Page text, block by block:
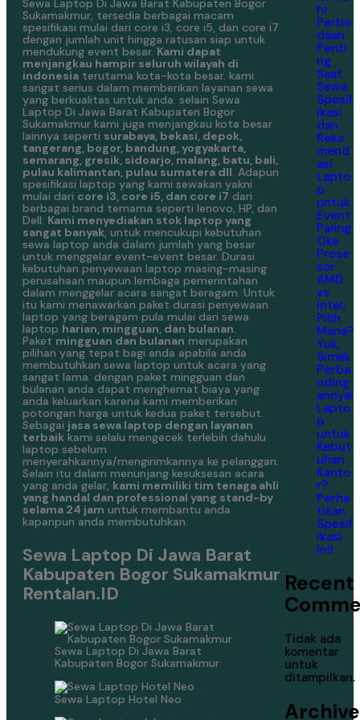
Sewa Laptop Di Jawa Barat Kabupaten Bogor
Sukamakmur, tersedia berbagai macam
spesifikasi mulai dari core i3, core i5, dan core i7
dengan jumlah unit hingga ratusan siap untuk
mendukung event besar. Kami dapat
menjangkau hampir seluruh wilayah di
indonesia terutama kota-kota besar. kami
sangat serius dalam memberikan layanan sewa
yang berkualitas untuk anda. selain Sewa
Laptop Di Jawa Barat Kabupaten Bogor
Sukamakmur kami juga menjangkau kota besar
lainnya seperti surabaya, bekasi, depok,
tangerang, bogor, bandung, yogyakarta,
semarang, gresik, sidoarjo, malang, batu, bali,
pulau kalimantan, pulau sumatera dll. Adapun
spesifikasi laptop yang kami sewakan yakni
mulai dari core i3, core i5, dan core i7 dari
berbagai brand ternama seperti lenovo, HP, dan
Dell. Kami menyediakan stok laptop yang
sangat banyak, untuk mencukupi kebutuhan
sewa laptop anda dalam jumlah yang besar
untuk menggelar event-event besar. Durasi
kebutuhan penyewaan laptop masing-masing
perusahaan maupun lembaga pemerintahan
dalam menggelar acara sangat beragam. Untuk
itu kami menawarkan paket durasi penyewaan
laptop yang beragam pula mulai dari sewa
laptop harian, mingguan, dan bulanan.
Paket mingguan dan bulanan merupakan
pilihan yang tepat bagi anda apabila anda
membutuhkan sewa laptop untuk acara yang
sangat lama. dengan paket mingguan dan
bulanan anda dapat menghemat biaya yang
anda keluarkan karena kami memberikan
potongan harga untuk kedua paket tersebut.
Sebagai jasa sewa laptop dengan layanan
terbaik kami selalu mengecek terlebih dahulu
laptop sebelum
menyerahkannya/mengirimkannya ke pelanggan.
Selain itu dalam menunjang kesuksesan acara
yang anda gelar, kami memiliki tim tenaga ahli
yang handal dan professional yang stand-by
selama 24 jam untuk membantu anda
kapanpun anda membutuhkan.
Sewa Laptop Di Jawa Barat
Kabupaten Bogor Sukamakmur
Rentalan.ID
Sewa Laptop Di Jawa Barat
Kabupaten Bogor Sukamakmur
Sewa Laptop Hotel Neo
hi
Perbe
daan
Penti
ng
Saat
Sewa
Spesif
ikasi
dan
Reko
mend
asi
Lapto
p
untuk
Event
Paling
Oke
Prose
sor
AMD
vs
Intel,
Pilih
Mana?
Yuk,
Simak
Perba
nding
annya!
Lapto
p
untuk
Kebut
uhan
Kanto
r?
Perha
tikan
Spesif
ikasi
Ini!
Recent
Tidak ada
komentar
untuk
ditampilkan.